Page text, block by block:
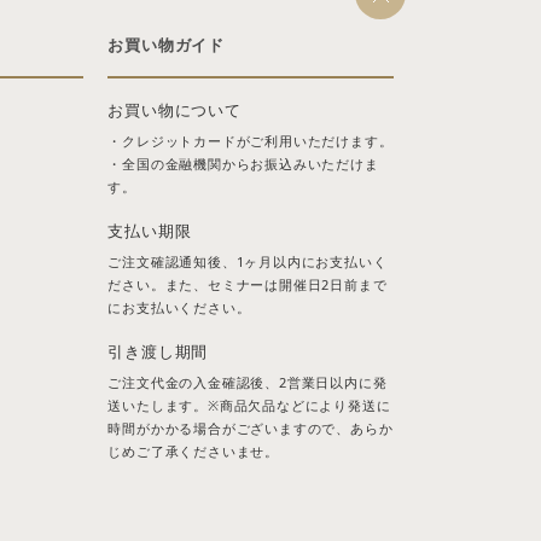
お買い物ガイド
お買い物について
・クレジットカードがご利用いただけます。
・全国の金融機関からお振込みいただけま
す。
支払い期限
ご注文確認通知後、1ヶ月以内にお支払いく
ださい。また、セミナーは開催日2日前まで
にお支払いください。
引き渡し期間
ご注文代金の入金確認後、2営業日以内に発
送いたします。※商品欠品などにより発送に
時間がかかる場合がございますので、あらか
じめご了承くださいませ。